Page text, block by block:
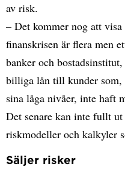
av risk.
– Det kommer nog att
finanskrisen är flera men
banker och
billiga lån till kunder som,
sina låga nivåer, inte haft
Det senare kan inte fullt
riskmodeller och kalkyler
Säljer risker